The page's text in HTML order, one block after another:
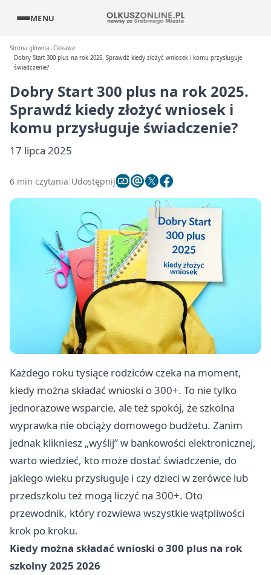
MENU
Strona główna Ciekawe
Dobry Start 300 plus na rok 2025. Sprawdź kiedy złożyć wniosek i komu przysługuje
świadczenie?
Dobry Start 300 plus na rok 2025.
Sprawdź kiedy złożyć wniosek i
komu przysługuje świadczenie?
17 lipca 2025
6 min czytania Udostępnij
Każdego roku tysiące rodziców czeka na moment,
kiedy można składać wnioski o 300+. To nie tylko
jednorazowe wsparcie, ale też spokój, że szkolna
wyprawka nie obciąży domowego budżetu. Zanim
jednak klikniesz „wyślij” w bankowości elektronicznej,
warto wiedzieć, kto może dostać świadczenie, do
jakiego wieku przysługuje i czy dzieci w zerówce lub
przedszkolu też mogą liczyć na 300+. Oto
przewodnik, który rozwiewa wszystkie wątpliwości
krok po kroku.
Kiedy można składać wnioski o 300 plus na rok
szkolny 2025 2026